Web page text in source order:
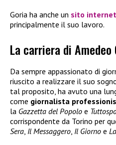
Goria ha anche un sito internet
principalmente il suo lavoro.
La carriera di Amedeo
Da sempre appassionato di
riuscito a realizzare il suo
tal proposito, ha avuto una
come giornalista
la Gazzetta del Popolo e
corrispondente da Torino per
Sera, Il Messaggero, Il Giorno e